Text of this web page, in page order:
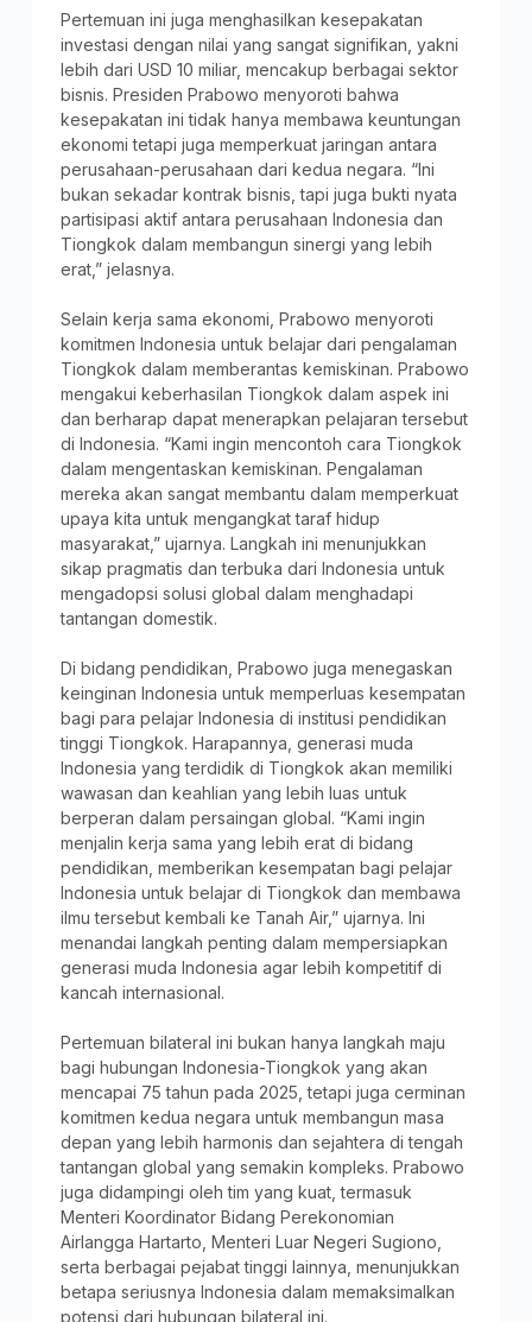
Pertemuan ini juga menghasilkan kesepakatan
investasi dengan nilai yang sangat signifikan, yakni
lebih dari USD 10 miliar, mencakup berbagai sektor
bisnis. Presiden Prabowo menyoroti bahwa
kesepakatan ini tidak hanya membawa keuntungan
ekonomi tetapi juga memperkuat jaringan antara
perusahaan-perusahaan dari kedua negara. “Ini
bukan sekadar kontrak bisnis, tapi juga bukti nyata
partisipasi aktif antara perusahaan Indonesia dan
Tiongkok dalam membangun sinergi yang lebih
erat,” jelasnya.
Selain kerja sama ekonomi, Prabowo menyoroti
komitmen Indonesia untuk belajar dari pengalaman
Tiongkok dalam memberantas kemiskinan. Prabowo
mengakui keberhasilan Tiongkok dalam aspek ini
dan berharap dapat menerapkan pelajaran tersebut
di Indonesia. “Kami ingin mencontoh cara Tiongkok
dalam mengentaskan kemiskinan. Pengalaman
mereka akan sangat membantu dalam memperkuat
upaya kita untuk mengangkat taraf hidup
masyarakat,” ujarnya. Langkah ini menunjukkan
sikap pragmatis dan terbuka dari Indonesia untuk
mengadopsi solusi global dalam menghadapi
tantangan domestik.
Di bidang pendidikan, Prabowo juga menegaskan
keinginan Indonesia untuk memperluas kesempatan
bagi para pelajar Indonesia di institusi pendidikan
tinggi Tiongkok. Harapannya, generasi muda
Indonesia yang terdidik di Tiongkok akan memiliki
wawasan dan keahlian yang lebih luas untuk
berperan dalam persaingan global. “Kami ingin
menjalin kerja sama yang lebih erat di bidang
pendidikan, memberikan kesempatan bagi pelajar
Indonesia untuk belajar di Tiongkok dan membawa
ilmu tersebut kembali ke Tanah Air,” ujarnya. Ini
menandai langkah penting dalam mempersiapkan
generasi muda Indonesia agar lebih kompetitif di
kancah internasional.
Pertemuan bilateral ini bukan hanya langkah maju
bagi hubungan Indonesia-Tiongkok yang akan
mencapai 75 tahun pada 2025, tetapi juga cerminan
komitmen kedua negara untuk membangun masa
depan yang lebih harmonis dan sejahtera di tengah
tantangan global yang semakin kompleks. Prabowo
juga didampingi oleh tim yang kuat, termasuk
Menteri Koordinator Bidang Perekonomian
Airlangga Hartarto, Menteri Luar Negeri Sugiono,
serta berbagai pejabat tinggi lainnya, menunjukkan
betapa seriusnya Indonesia dalam memaksimalkan
potensi dari hubungan bilateral ini.